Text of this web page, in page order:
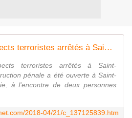
Russie : deux suspects terroristes arrêtés à Saint-Pétersbourg - french.xinhuanet.com
terroristes arrêtés à Saint-
pénale a été ouverte à Saint-
à l'encontre de deux personnes
2018-04/21/c_137125839.htm